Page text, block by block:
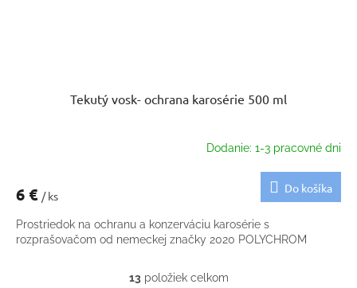
Tekutý vosk- ochrana karosérie 500 ml
Dodanie: 1-3 pracovné dni
6 € / ks
Do košíka
Prostriedok na ochranu a konzerváciu karosérie s
rozprašovačom od nemeckej značky 2020 POLYCHROM
O
13položiek celkom